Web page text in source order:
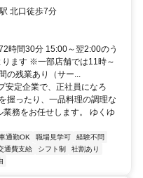
北口徒歩7分
時間30分 15:00～翌2:00のう
ます ※一部店舗では11時～
の残業あり（サー...
安定企業で、正社員になろ
握ったり、一品料理の調理な
務をお任せします。 ゆくゆ
通勤OK 職場見学可
経験不問
通費支給 シフト制
社割あり